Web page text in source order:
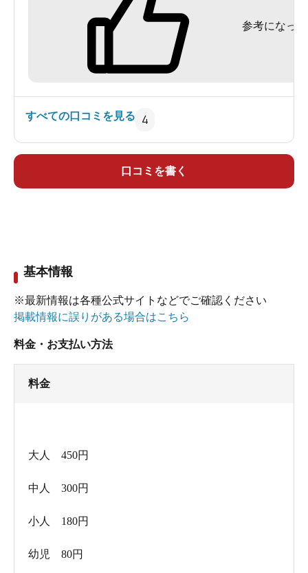
「立川女子高東」交差点まで来たら左折。コックの人形
ここ銭湯ですか？壁一面のコミックとフィギアが圧巻！
梅の湯は昭和16年創業の老舗銭湯。現在は佐伯雅斗さん
が三代目オーナーを務めています。東京都浴場組合の常
務理事でもある佐伯さんは、銭湯への思い入れも強く、
器用で、柔軟な発想の持ち主。東京都の銭湯情報を検索
したり、スタンプラリーが楽しめるアプリ「東京銭湯」
ひと味もふた味も違います。
館内に入り、目の前の下足箱に靴を入れ、フロントへと
でいます。全部で12,000冊を超えているとか。大量にあ
参考になった
すべての口コミを見る 4
口コミを書く
基本情報
※最新情報は各種公式サイトなどでご確認ください
掲載情報に誤りがある場合はこちら
料金・お支払い方法
料金
大人 450円
中人 300円
小人 180円
幼児 80円